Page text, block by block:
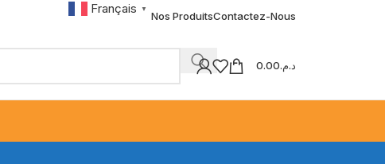
Français ▼
Nos ProduitsContactez-Nous
د.م.0.00